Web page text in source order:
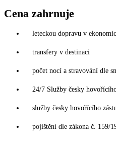
Cena zahrnuje
leteckou dopravu v
transfery v destinaci
počet nocí a stravování dle
24/7 Služby česky
služby česky hovořícího
pojištění dle zákona č. 159/